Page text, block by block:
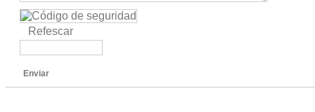
Refescar
Enviar